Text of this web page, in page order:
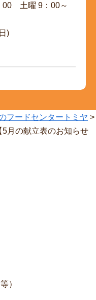
00 土曜 9：00～
)
フードセンタートミヤ >
5月の献立表のお知らせ
）